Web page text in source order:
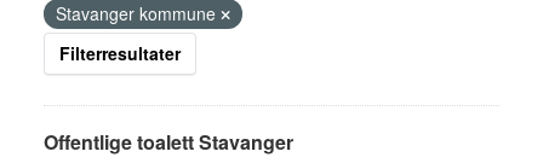
Stavanger kommune
Filterresultater
Offentlige toalett Stavanger